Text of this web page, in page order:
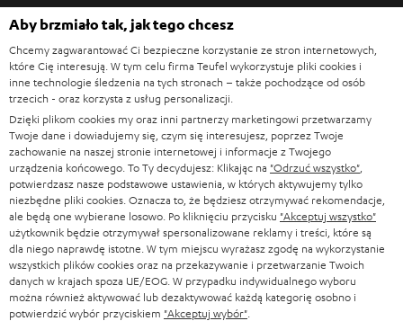
j
i
Blog Teufel
Technologie audio, Trendy hi-fi, Porady i wskazówki
Aby brzmiało tak, jak tego chcesz
Chcemy zagwarantować Ci bezpieczne korzystanie ze stron internetowych,
które Cię interesują. W tym celu firma Teufel wykorzystuje pliki cookies i
inne technologie śledzenia na tych stronach – także pochodzące od osób
trzecich - oraz korzysta z usług personalizacji.
Dzięki plikom cookies my oraz inni partnerzy marketingowi przetwarzamy
Twoje dane i dowiadujemy się, czym się interesujesz, poprzez Twoje
zachowanie na naszej stronie internetowej i informacje z Twojego
urządzenia końcowego. To Ty decydujesz: Klikając na "Odrzuć wszystko"
potwierdzasz nasze podstawowe ustawienia, w których aktywujemy tylko
niezbędne pliki cookies. Oznacza to, że będziesz otrzymywać rekomendacje,
ale będą one wybierane losowo. Po kliknięciu przycisku "Akceptuj wszystko"
użytkownik będzie otrzymywał spersonalizowane reklamy i treści, które są
dla niego naprawdę istotne. W tym miejscu wyrażasz zgodę na wykorzystanie
wszystkich plików cookies oraz na przekazywanie i przetwarzanie Twoich
danych w krajach spoza UE/EOG. W przypadku indywidualnego wyboru
można również aktywować lub dezaktywować każdą kategorię osobno i
potwierdzić wybór przyciskiem "Akceptuj wybór"